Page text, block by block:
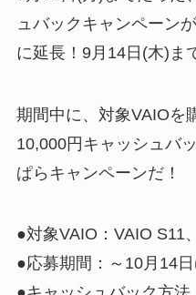
ュバックキャンペーン
に延長！9月14日(木)ま
期間中に、対象VAIOを
10,000円キャッシュバ
ぱらキャンペーンだ！
●対象VAIO：VAIO S11
●応募期間：～10月14